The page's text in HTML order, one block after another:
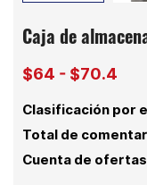
Caja de
$64 - $70.4
Clasificación por
Total de
Cuenta de